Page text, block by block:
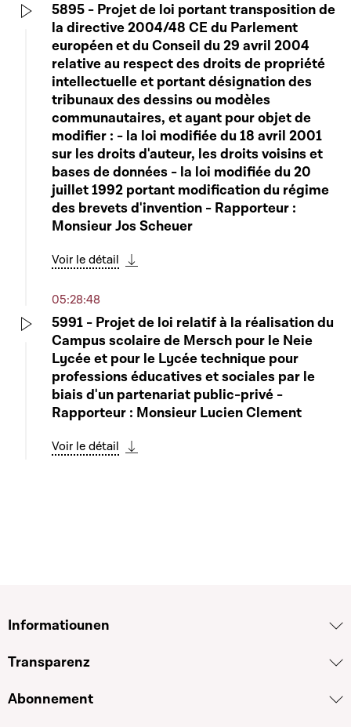
5895 - Projet de loi portant transposition de
la directive 2004/48 CE du Parlement
européen et du Conseil du 29 avril 2004
relative au respect des droits de propriété
intellectuelle et portant désignation des
tribunaux des dessins ou modèles
communautaires, et ayant pour objet de
modifier : - la loi modifiée du 18 avril 2001
sur les droits d'auteur, les droits voisins et
bases de données - la loi modifiée du 20
juillet 1992 portant modification du régime
des brevets d'invention - Rapporteur :
Monsieur Jos Scheuer
Voir le détail
05:28:48
5991 - Projet de loi relatif à la réalisation du
Campus scolaire de Mersch pour le Neie
Lycée et pour le Lycée technique pour
professions éducatives et sociales par le
biais d'un partenariat public-privé -
Rapporteur : Monsieur Lucien Clement
Voir le détail
Informatiounen
Transparenz
Abonnement